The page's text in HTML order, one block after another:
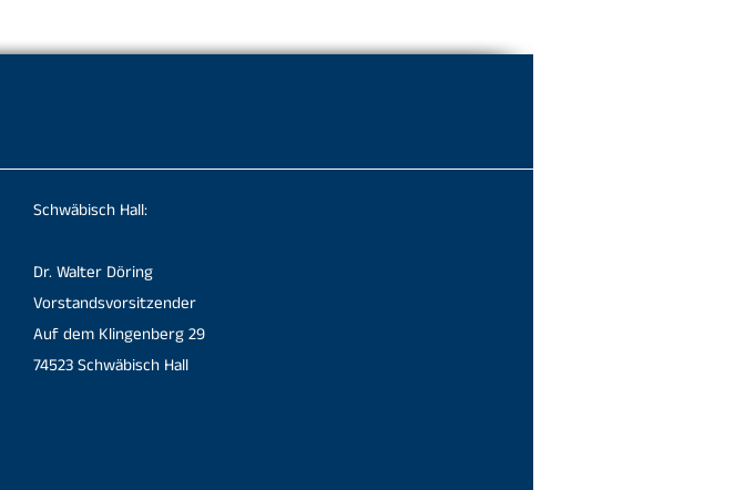
Schwäbisch Hall:
Dr. Walter Döring
Vorstandsvorsitzender
Auf dem Klingenberg 29
74523 Schwäbisch Hall